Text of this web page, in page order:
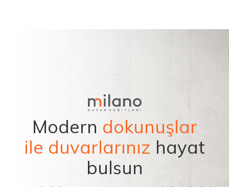
Modern dokunuşlar
ile duvarlarınız hayat
bulsun